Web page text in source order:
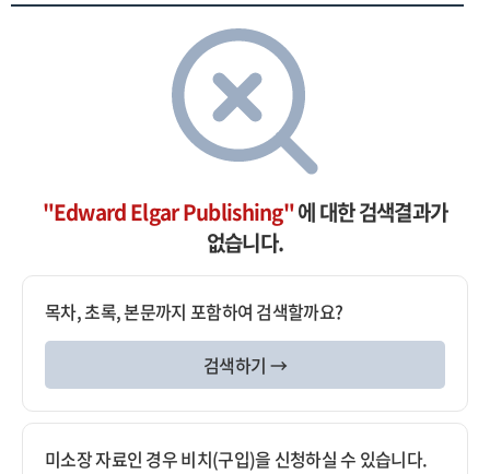
"Edward Elgar Publishing"에 대한 검색결과가
없습니다.
목차, 초록, 본문까지 포함하여 검색할까요?
검색하기 →
미소장 자료인 경우 비치(구입)을 신청하실 수 있습니다.